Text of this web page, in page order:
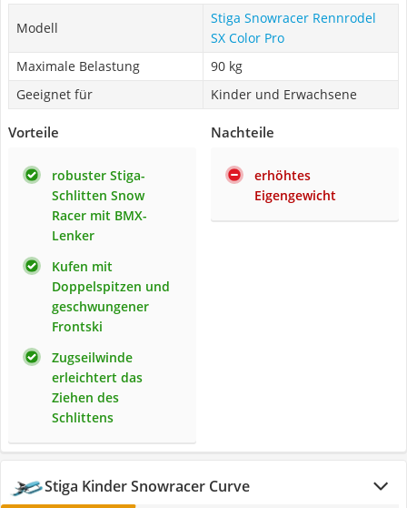
Modell
Stiga Snowracer Rennrodel
SX Color Pro
Maximale Belastung
90 kg
Geeignet für
Kinder und Erwachsene
Vorteile
robuster Stiga-
Schlitten Snow
Racer mit BMX-
Lenker
Kufen mit
Doppelspitzen und
geschwungener
Frontski
Zugseilwinde
erleichtert das
Ziehen des
Schlittens
Nachteile
erhöhtes
Eigengewicht
Stiga Kinder Snowracer Curve